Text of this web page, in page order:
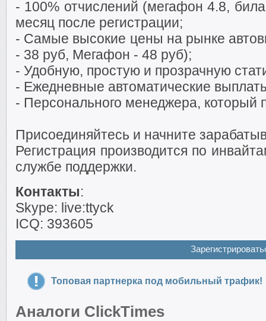
- 100% отчислений (мегафон 4.8,
месяц после регистрации;
- Cамые высокие цены на рынке
- 38 руб, Мегафон - 48 руб);
- Удобную, простую и прозрачную
- Ежедневные автоматические
- Персонального менеджера, который
Присоединяйтесь и начните
Регистрация производится по
службе поддержки.
Контакты:
Skype: live:ttyck
ICQ: 393605
Топовая партнерка под мобильный трафик!
Аналоги ClickTimes